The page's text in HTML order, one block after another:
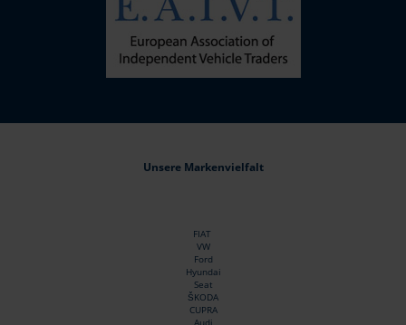
Unsere Markenvielfalt
FIAT
VW
Ford
Hyundai
Seat
ŠKODA
CUPRA
Audi